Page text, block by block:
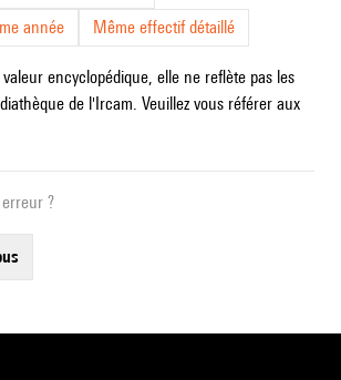
année
Même effectif détaillé
encyclopédique, elle ne reflète pas les
de l'Ircam. Veuillez vous référer aux
?